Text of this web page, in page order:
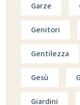
Garze
Genitori
Gentilezza
Gesù
Giardini